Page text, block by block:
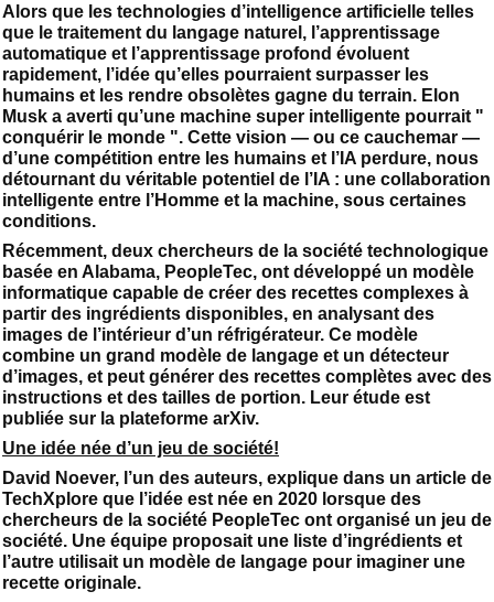
Alors que les technologies d’intelligence artificielle telles
que le traitement du langage naturel, l’apprentissage
automatique et l’apprentissage profond évoluent
rapidement, l’idée qu’elles pourraient surpasser les
humains et les rendre obsolètes gagne du terrain. Elon
Musk a averti qu’une machine super intelligente pourrait "
conquérir le monde ". Cette vision — ou ce cauchemar —
d’une compétition entre les humains et l’IA perdure, nous
détournant du véritable potentiel de l’IA : une collaboration
intelligente entre l’Homme et la machine, sous certaines
conditions.
Récemment, deux chercheurs de la société technologique
basée en Alabama, PeopleTec, ont développé un modèle
informatique capable de créer des recettes complexes à
partir des ingrédients disponibles, en analysant des
images de l’intérieur d’un réfrigérateur. Ce modèle
combine un grand modèle de langage et un détecteur
d’images, et peut générer des recettes complètes avec des
instructions et des tailles de portion. Leur étude est
publiée sur la plateforme arXiv.
Une idée née d’un jeu de société!
David Noever, l’un des auteurs, explique dans un article de
TechXplore que l’idée est née en 2020 lorsque des
chercheurs de la société PeopleTec ont organisé un jeu de
société. Une équipe proposait une liste d’ingrédients et
l’autre utilisait un modèle de langage pour imaginer une
recette originale.